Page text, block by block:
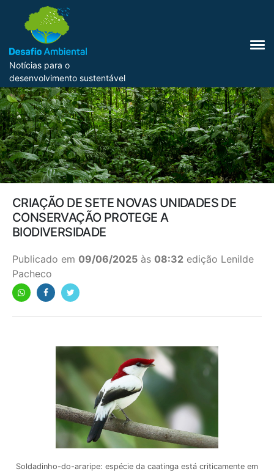
Notícias para o
desenvolvimento sustentável
CRIAÇÃO DE SETE NOVAS UNIDADES DE
CONSERVAÇÃO PROTEGE A
BIODIVERSIDADE
Publicado em 09/06/2025 às 08:32 edição Lenilde
Pacheco
Soldadinho-do-araripe: espécie da caatinga está criticamente em